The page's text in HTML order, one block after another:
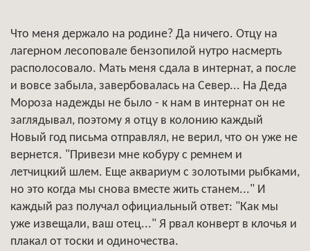
Что меня держало на родине? Да ничего. Отцу на
лагерном лесоповале бензопилой нутро насмерть
располосовало. Мать меня сдала в интернат, а после
и вовсе забыла, завербовалась на Север... На Деда
Мороза надежды не было - к нам в интернат он не
заглядывал, поэтому я отцу в колонию каждый
Новый год письма отправлял, не верил, что он уже не
вернется. "Привези мне кобуру с ремнем и
летчицкий шлем. Еще аквариум с золотыми рыбками,
но это когда мы снова вместе жить станем..." И
каждый раз получал официальный ответ: "Как мы
уже извещали, ваш отец..." Я рвал конверт в клочья и
плакал от тоски и одиночества.